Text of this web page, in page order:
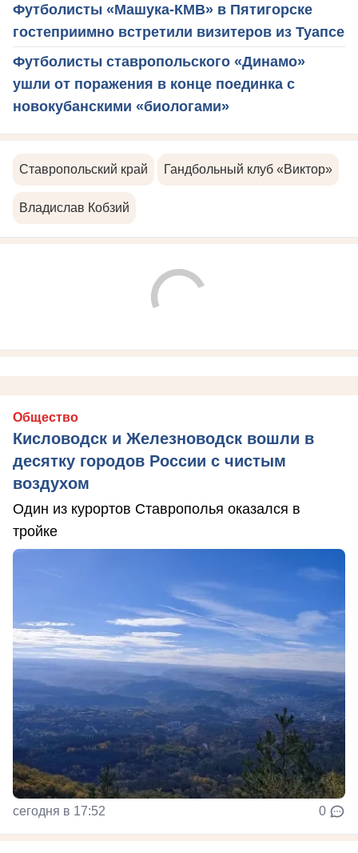
Футболисты «Машука-КМВ» в Пятигорске
гостеприимно встретили визитеров из Туапсе
Футболисты ставропольского «Динамо»
ушли от поражения в конце поединка с
новокубанскими «биологами»
Ставропольский край Гандбольный клуб «Виктор»
Владислав Кобзий
Общество
Кисловодск и Железноводск вошли в
десятку городов России с чистым
воздухом
Один из курортов Ставрополья оказался в
тройке
сегодня в 17:52 0